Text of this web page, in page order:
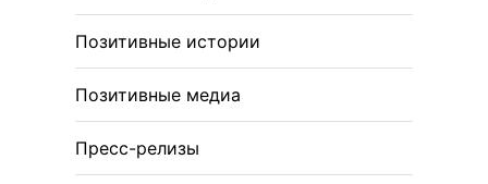
Позитивные истории
Позитивные медиа
Пресс-релизы